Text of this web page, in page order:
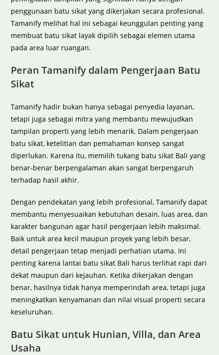
penggunaan batu sikat yang dikerjakan secara profesional.
Tamanify melihat hal ini sebagai keunggulan penting yang
membuat batu sikat layak dipilih sebagai elemen utama
pada area luar ruangan.
Peran Tamanify dalam Pengerjaan Batu
Sikat
Tamanify hadir bukan hanya sebagai penyedia layanan,
tetapi juga sebagai mitra yang membantu mewujudkan
tampilan properti yang lebih menarik. Dalam pengerjaan
batu sikat, ketelitian dan pemahaman konsep sangat
diperlukan. Karena itu, memilih tukang batu sikat Bali yang
benar-benar berpengalaman akan sangat berpengaruh
terhadap hasil akhir.
Dengan pendekatan yang lebih profesional, Tamanify dapat
membantu menyesuaikan kebutuhan desain, luas area, dan
karakter bangunan agar hasil pengerjaan lebih maksimal.
Baik untuk area kecil maupun proyek yang lebih besar,
detail pengerjaan tetap menjadi perhatian utama. Ini
penting karena lantai batu sikat Bali harus terlihat rapi dari
dekat maupun dari kejauhan. Ketika dikerjakan dengan
benar, hasilnya tidak hanya memperindah area, tetapi juga
meningkatkan kenyamanan dan nilai visual properti secara
keseluruhan.
Batu Sikat untuk Hunian, Villa, dan Area
Usaha